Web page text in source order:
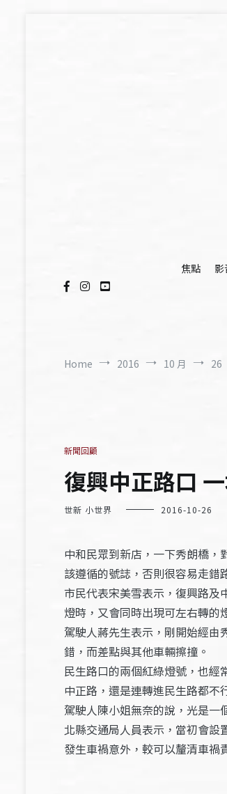
焦點
影
Home 2016 10 月 26
新聞回顧
復興中正路口
世新 小世界 2016-10-26
中和民眾到新店，一下秀朗橋
該遵循的號誌，否則很容易走錯
市民代表宋美雪表示，復興路及
燈時，又會同時出現可左右轉的
駕駛人蔣先生表示，剛開始經由
錯，而差點與其他車輛擦撞。
民生路口的兩個紅綠燈號，也
中正路，還是連轉進民生路都不
駕駛人陳小姐無奈的說，光是一
北縣交通局人員表示，當初會
發生車禍意外，較可以釐清車禍